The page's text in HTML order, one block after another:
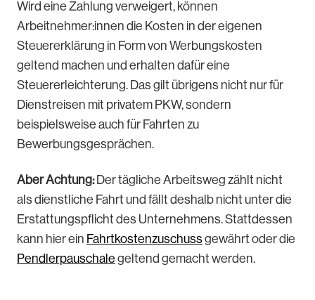
Wird eine Zahlung verweigert, können
Arbeitnehmer:innen die Kosten in der eigenen
Steuererklärung in Form von Werbungskosten
geltend machen und erhalten dafür eine
Steuererleichterung. Das gilt übrigens nicht nur für
Dienstreisen mit privatem PKW, sondern
beispielsweise auch für Fahrten zu
Bewerbungsgesprächen.
Aber Achtung:Der tägliche Arbeitsweg zählt nicht
als dienstliche Fahrt und fällt deshalb nicht unter die
Erstattungspflicht des Unternehmens. Stattdessen
kann hier ein Fahrtkostenzuschussgewährt oder die
Pendlerpauschale geltend gemacht werden.